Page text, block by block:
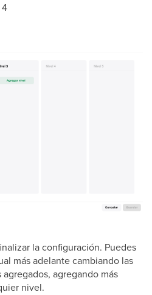
la configuración. Puedes
más adelante cambiando las
agregando más
nivel.